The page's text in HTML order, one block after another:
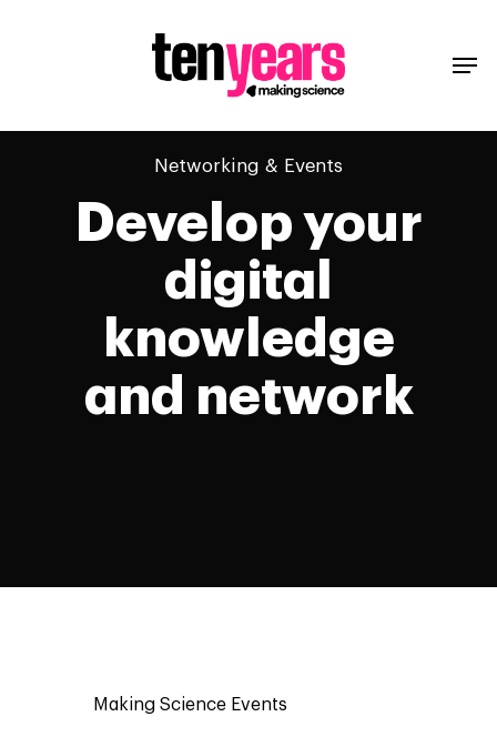
Develop your
digital
knowledge
and network
Networking & Events
Making Science Events